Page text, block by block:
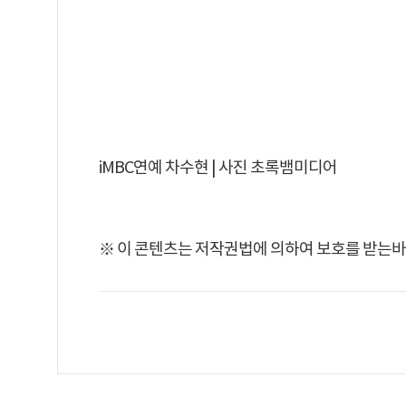
iMBC연예 차수현 | 사진 초록뱀미디어
※ 이 콘텐츠는 저작권법에 의하여 보호를 받는